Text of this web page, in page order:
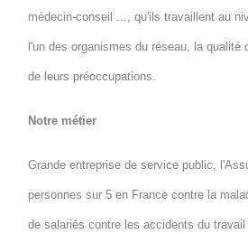
médecin-conseil ..., qu'ils travaillent au
l'un des organismes du réseau, la
de leurs préoccupations.
Notre métier
Grande entreprise de service public,
personnes sur 5 en France contre la
de salariés contre les accidents du travail